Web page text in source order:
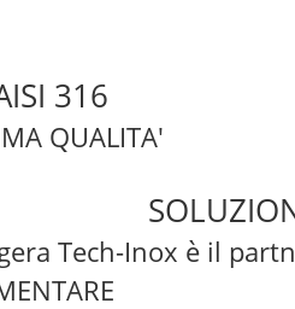
316
QUALITA'
Tech-Inox è il